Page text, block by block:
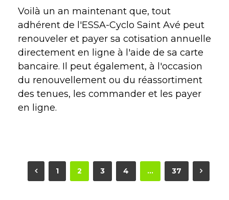
Voilà un an maintenant que, tout
adhérent de l'ESSA-Cyclo Saint Avé peut
renouveler et payer sa cotisation annuelle
directement en ligne à l'aide de sa carte
bancaire. Il peut également, à l'occasion
du renouvellement ou du réassortiment
des tenues, les commander et les payer
en ligne.
1 2 3 4 … 37